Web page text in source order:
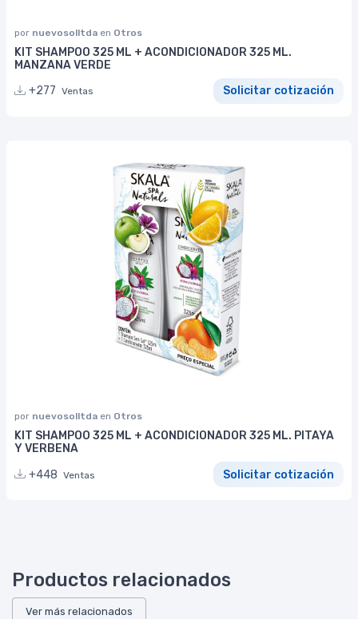
por nuevosolltda en Otros
KIT SHAMPOO 325 ML + ACONDICIONADOR 325 ML.
MANZANA VERDE
+277 Ventas Solicitar cotización
por nuevosolltda en Otros
KIT SHAMPOO 325 ML + ACONDICIONADOR 325 ML. PITAYA
Y VERBENA
+448 Ventas Solicitar cotización
Productos relacionados
Ver más relacionados